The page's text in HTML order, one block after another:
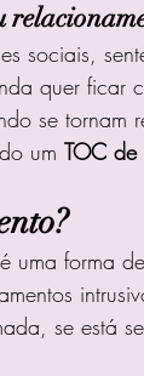
sociais,
quer ficar
se tornam
um TOC de
uma forma de
se está